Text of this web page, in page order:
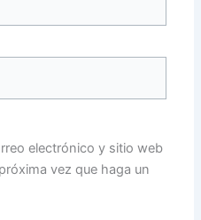
electrónico y sitio web
vez que haga un